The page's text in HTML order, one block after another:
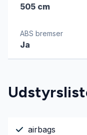
505 cm
ABS bremser
Ja
airbags